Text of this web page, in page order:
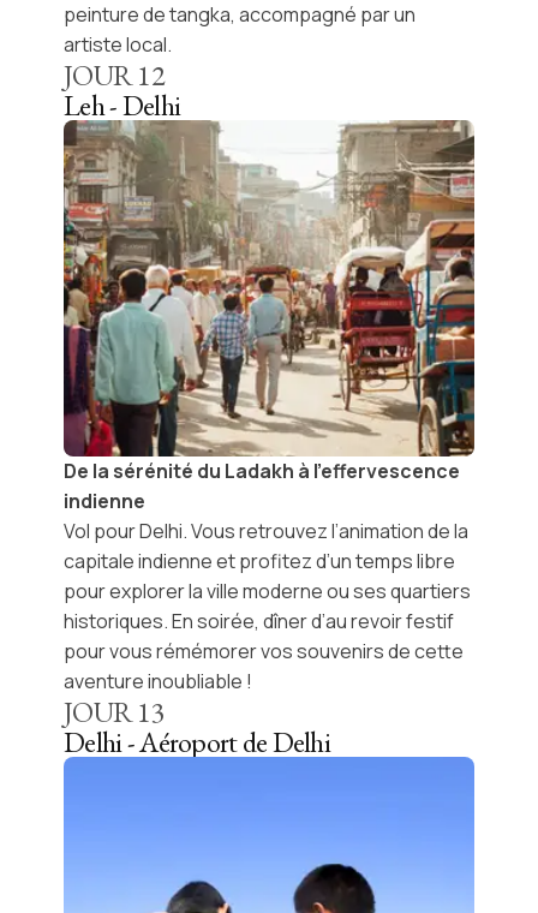
peinture de tangka, accompagné par un
artiste local.
JOUR12
Leh - Delhi
De la sérénité du Ladakh à l’effervescence
indienne
Vol pourDelhi. Vous retrouvez l’animation de la
capitale indienne et profitez d’untemps libre
pour explorer la ville moderne ou ses quartiers
historiques. En soirée, dîner d’au revoir festif
pour vous rémémorer vos souvenirs de cette
aventure inoubliable !
JOUR13
Delhi - Aéroport de Delhi